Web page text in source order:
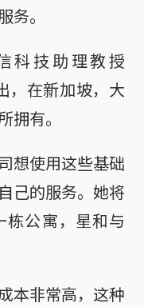
务。
科技助理教授
，在新加坡，大
拥有。
想使用这些基础
己的服务。她将
栋公寓，星和与
本非常高，这种